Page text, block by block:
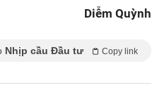
Diễm Quỳnh
Nhịp cầu Đầu tư Copy link